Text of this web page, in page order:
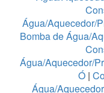
Água/Aquecedor/
Bomba de Água/
Água/Aquecedor/
Ó |
Água/